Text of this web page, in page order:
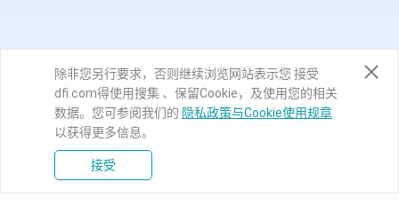
除非您另行要求，否则继续浏览网站表示您 接受
dfi.com得使用搜集 、保留Cookie，及使用您的相关
数据。您可参阅我们的 隐私政策与Cookie使用规章
以获得更多信息。
接受